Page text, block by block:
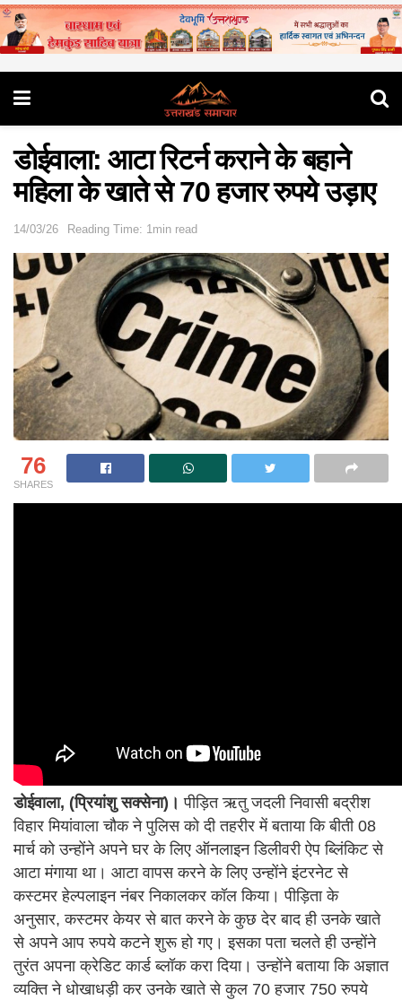
डोईवाला: आटा रिटर्न कराने के बहाने
महिला के खाते से 70 हजार रुपये उड़ाए
14/03/26 Reading Time: 1min read
76
SHARES
डोईवाला, (प्रियांशु सक्सेना)। पीड़ित ऋतु जदली निवासी बद्रीश
विहार मियांवाला चौक ने पुलिस को दी तहरीर में बताया कि बीती 08
मार्च को उन्होंने अपने घर के लिए ऑनलाइन डिलीवरी ऐप ब्लिंकिट से
आटा मंगाया था। आटा वापस करने के लिए उन्होंने इंटरनेट से
कस्टमर हेल्पलाइन नंबर निकालकर कॉल किया। पीड़िता के
अनुसार, कस्टमर केयर से बात करने के कुछ देर बाद ही उनके खाते
से अपने आप रुपये कटने शुरू हो गए। इसका पता चलते ही उन्होंने
तुरंत अपना क्रेडिट कार्ड ब्लॉक करा दिया। उन्होंने बताया कि अज्ञात
व्यक्ति ने धोखाधड़ी कर उनके खाते से कुल 70 हजार 750 रुपये